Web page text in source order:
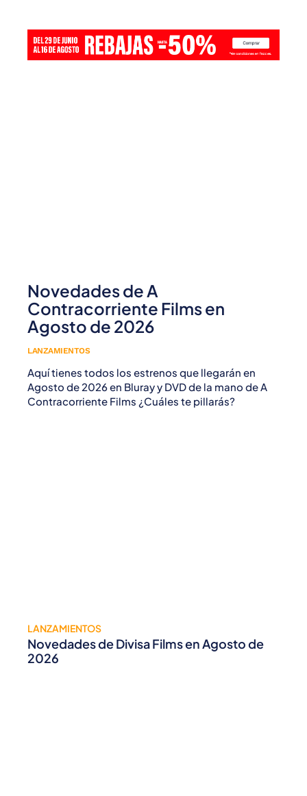
Novedades de A
Contracorriente Films en
Agosto de 2026
LANZAMIENTOS
Aquí tienes todos los estrenos que llegarán en
Agosto de 2026 en Bluray y DVD de la mano de A
Contracorriente Films ¿Cuáles te pillarás?
LANZAMIENTOS
Novedades de Divisa Films en Agosto de
2026